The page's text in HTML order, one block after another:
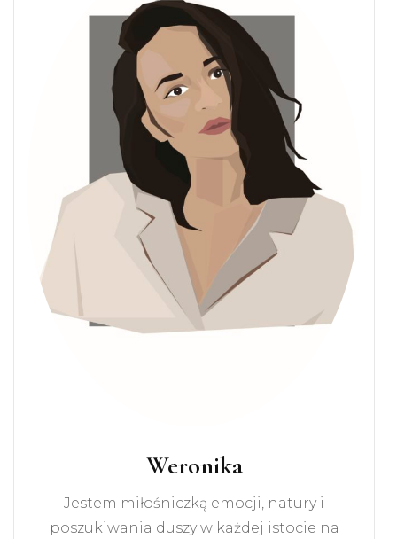
Weronika
Jestem miłośniczką emocji, natury i
poszukiwania duszy w każdej istocie na